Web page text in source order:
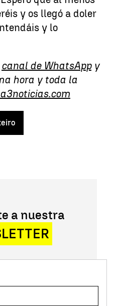
y os llegó a doler
y lo
canal de WhatsAppy
hora y toda la
a nuestra